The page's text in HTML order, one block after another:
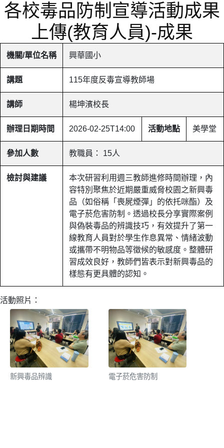
各校毒品防制宣導活動成果
上傳(教育人員)-成果
機關/單位名稱 興華國小
講題 115年度反毒宣導教師場
講師 楊坤濱校長
辦理日期時間 2026-02-25T14:00 活動地點 美學堂
參加人數 教職員： 15人
檢討與建議
本次研習利用週三教師進修時間辦理，內
容特別聚焦於近期嚴重威脅校園之新興毒
品（如俗稱「喪屍煙彈」的依托咪酯）及
電子菸危害防制。透過校長分享實際案例
與偽裝毒品的辨識技巧，有效提升了第一
線教育人員對於學生作息異常、情緒波動
或攜帶不明物品等徵候的敏感度。整體研
習成效良好，教師們皆表示對新興毒品的
樣態有更具體的認知。
活動照片：
新興毒品辨識 電子菸危害防制